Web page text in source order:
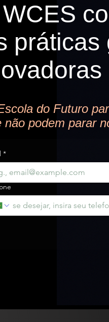
práticas
do Futuro
não podem parar
*